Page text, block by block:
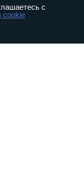
с
cookie